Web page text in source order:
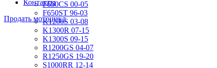
F650CS 00-05
F650ST 96-03
K1200S 03-08
K1300R 07-15
K1300S 09-15
R1200GS 04-07
R1250GS 19-20
S1000RR 12-14
Контакты
Продать мотоцикл